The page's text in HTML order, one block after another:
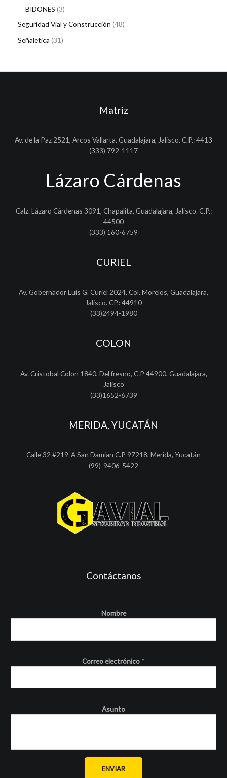
BIDONES 3
Seguridad Vial y Construcción 48
Señaletica 31
Matriz
Av. de la Paz 2521, Arcos Vallarta, Guadalajara, Jalisco. C.P.: 4413
(333) 792-1117
Lázaro Cárdenas
Calz. Lázaro Cárdenas 3091, Chapalita, Guadalajara, Jalisco. C.P.:
44500
(333) 160-6759
CURIEL
Av. Gobernador Luis G. Curiel 2024, Col. Morelos, Guadalajara,
Jalisco. CP.: 44910
(33)2494-1980
COLON
Av. Cristobal Colon 1840, Del fresno, C.P 44900, Guadalajara,
Jalisco
(33)1652-6739
MERIDA, YUCATÁN
Calle 32 #219-A San Damian C.P 97218, Merida, Yucatán
(99)-9406-5422
Contáctanos
Nombre
Correo electrónico *
Asunto
ENVIAR